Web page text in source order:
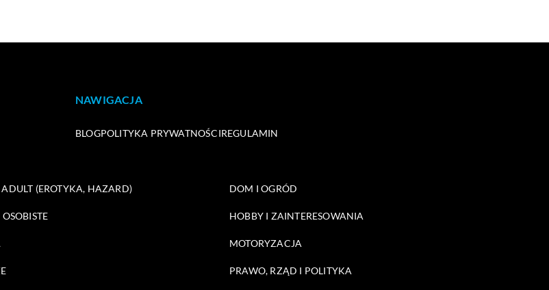
NAWIGACJA
BLOGPOLITYKA PRYWATNOŚCIREGULAMIN
(EROTYKA, HAZARD) DOM I OGRÓD
HOBBY I ZAINTERESOWANIA
MOTORYZACJA
PRAWO, RZĄD I POLITYKA